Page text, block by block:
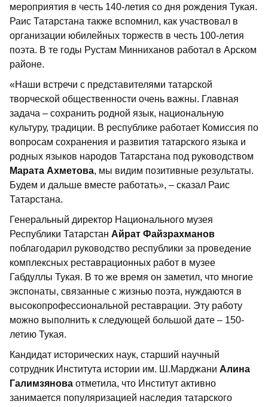
мероприятия в честь 140-летия со дня рождения Тукая.
Раис Татарстана также вспомнил, как участвовал в
организации юбилейных торжеств в честь 100-летия
поэта. В те годы Рустам Минниханов работал в Арском
районе.
«Наши встречи с представителями татарской
творческой общественности очень важны. Главная
задача – сохранить родной язык, национальную
культуру, традиции. В республике работает Комиссия по
вопросам сохранения и развития татарского языка и
родных языков народов Татарстана под руководством
Марата Ахметова, мы видим позитивные результаты.
Будем и дальше вместе работать», – сказал Раис
Татарстана.
Генеральный директор Национального музея
Республики Татарстан Айрат Файзрахманов
поблагодарил руководство республики за проведение
комплексных реставрационных работ в музее
Габдуллы Тукая. В то же время он заметил, что многие
экспонаты, связанные с жизнью поэта, нуждаются в
высокопрофессиональной реставрации. Эту работу
можно выполнить к следующей большой дате – 150-
летию Тукая.
Кандидат исторических наук, старший научный
сотрудник Института истории им. Ш.Марджани Алина
Галимзянова отметила, что Институт активно
занимается популяризацией наследия татарского